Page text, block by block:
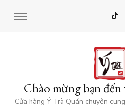
Chào mừng bạn
Cửa hàng Ý Trà Quán chuyên